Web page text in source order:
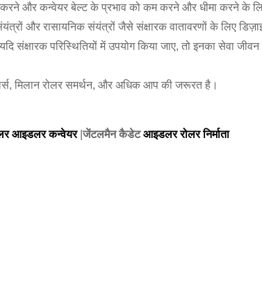
करने और कन्वेयर बेल्ट के प्रभाव को कम करने और धीमा करने के
और रासायनिक संयंत्रों जैसे संक्षारक वातावरणों के लिए
संक्षारक परिस्थितियों में उपयोग किया जाए, तो इनका सेवा जीवन
मिलान रोलर समर्थन, और अधिक आप की जरूरत है।
आइडलर कन्वेयर|जेंटलमैन कैडेट आइडलर रोलर निर्माता